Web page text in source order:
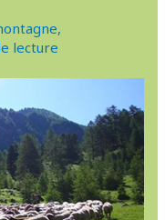
,
lecture